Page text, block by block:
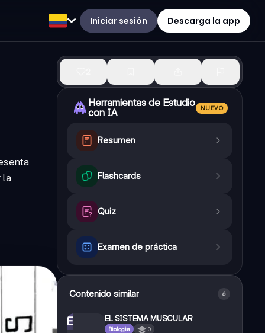
Iniciar sesión Descarga la app
la
Herramientas de Estudio
con IA
NUEVO
Resumen
Flashcards
Quiz
Examen de práctica
Contenido similar 6
E EL SISTEMA MUSCULAR
Biologia 10